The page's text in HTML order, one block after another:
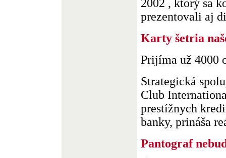
2002 , ktorý sa
prezentovali aj
Karty šetria
Prijíma už 4000
Strategická
Club
prestížnych
banky, prináša
Pantograf